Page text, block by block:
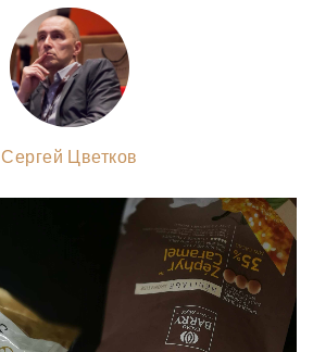
Сергей Цветков